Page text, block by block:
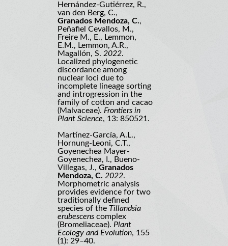
Hernández-Gutiérrez, R.,
van den Berg, C.,
Granados Mendoza, C.,
Peñafiel Cevallos, M.,
Freire M., E., Lemmon,
E.M., Lemmon, A.R.,
Magallón, S. 2022.
Localized phylogenetic
discordance among
nuclear loci due to
incomplete lineage sorting
and introgression in the
family of cotton and cacao
(Malvaceae). Frontiers in
Plant Science, 13: 850521.
Martínez-García, A.L.,
Hornung-Leoni, C.T.,
Goyenechea Mayer-
Goyenechea, I., Bueno-
Villegas, J., Granados
Mendoza, C. 2022.
Morphometric analysis
provides evidence for two
traditionally defined
species of the Tillandsia
erubescens complex
(Bromeliaceae). Plant
Ecology and Evolution, 155
(1): 29–40.